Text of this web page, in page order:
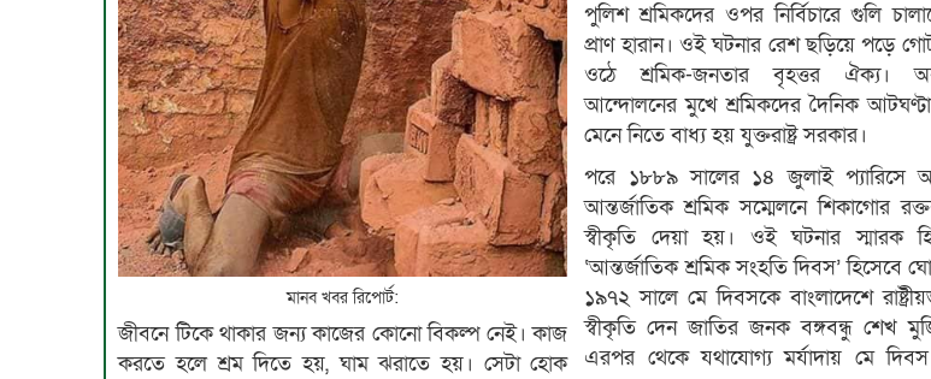
মানব খবর রিপোর্ট:
জীবনে টিকে থাকার জন্য কাজের কোনো বিকল্প নেই। কাজ
করতে হলে শ্রম দিতে হয়, ঘাম ঝরাতে হয়। সেটা হোক
পুলিশ শ্রমিকদের ওপর নির্বিচারে গুলি
প্রাণ হারান। ওই ঘটনার রেশ ছড়িয়ে পড়ে
ওঠে শ্রমিক-জনতার বৃহত্তর ঐক্য।
আন্দোলনের মুখে শ্রমিকদের দৈনিক
মেনে নিতে বাধ্য হয় যুক্তরাষ্ট্র সরকার।
পরে ১৮৮৯ সালের ১৪ জুলাই প্যারিসে
আন্তর্জাতিক শ্রমিক সম্মেলনে শিকাগোর
স্বীকৃতি দেয়া হয়। ওই ঘটনার স্মারক
‘আন্তর্জাতিক শ্রমিক সংহতি দিবস’ হিসেবে
১৯৭২ সালে মে দিবসকে বাংলাদেশে
স্বীকৃতি দেন জাতির জনক বঙ্গবন্ধু শেখ
এরপর থেকে যথাযোগ্য মর্যাদায় মে